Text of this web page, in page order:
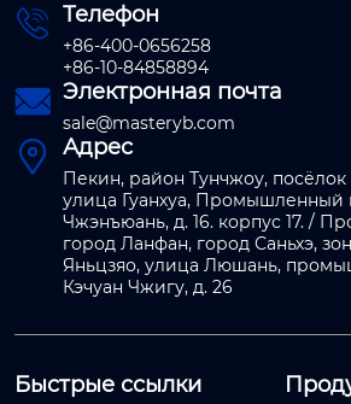
 Телефон
+86-400-0656258
+86-10-84858894
 Электронная почта
sale@masteryb.com
 Адрес
Пекин, район Тунчжоу,
улица Гуанхуа, Промышленный
Чжэнъюань, д. 16. корпус 17. /
город Ланфан, город Саньхэ,
Яньцзяо, улица Люшань,
Кэчуан Чжигу, д. 26
Быстрые ссылки